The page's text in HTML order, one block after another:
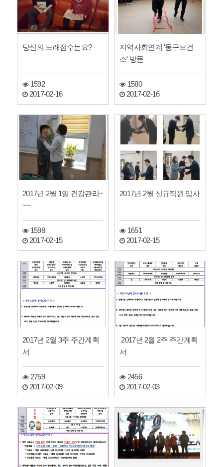
당신의 노래점수는요?
1592
2017-02-16
지역사회연계 '동구보건
소' 방문
1580
2017-02-16
2017년 2월 1일 건강관리~
~~
1598
2017-02-15
2017년 2월 신규직원 입사
1651
2017-02-15
2017년 2월 3주 주간계획
서
2759
2017-02-09
2017년 2월 2주 주간계획
서
2456
2017-02-03